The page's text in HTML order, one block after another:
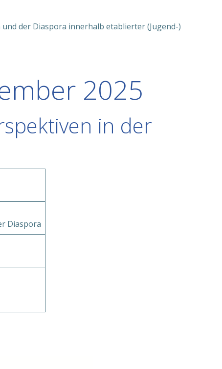
der Diaspora innerhalb etablierter (Jugend-)
2025
in der
Diaspora